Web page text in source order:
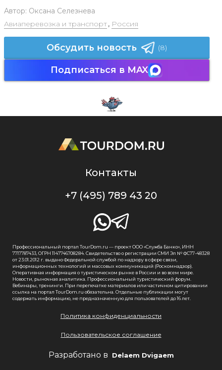
Автор: Оксана Селезнева
Авиаперевозка и транспорт, Россия
Обсудить новость (8)
Подписаться в MAX
Контакты
+7 (495) 789 43 20
Профессиональный портал TourDom.ru — проект ООО «Служба Банко», ИНН
7717787433, ОГРН 1147746708284. Свидетельство о регистрации СМИ Эл № ФС77-48328
от 23.01.2012 г. выдано Федеральной службой по надзору в сфере связи,
информационных технологий и массовых коммуникаций (Роскомнадзор).
Оперативная информация о туристическом рынке в России и во всем мире.
Новости, рыночная аналитика. Профессиональный туристический форум.
Вебинары, тренинги. При перепечатке материалов или частичном цитировании
ссылка на портал TourDom.ru обязательна. Отдельные публикации могут
содержать информацию, не предназначенную для пользователей до 16 лет.
Политика конфиденциальности
Пользовательское соглашение
Разработано в Delaem Dvigaem